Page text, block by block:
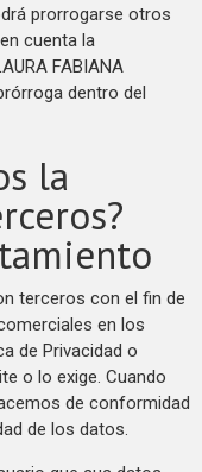
prorrogarse otros
cuenta la
FABIANA
dentro del
la
terceros con el fin de
en los
de Privacidad o
o lo exige. Cuando
de conformidad
de los datos.